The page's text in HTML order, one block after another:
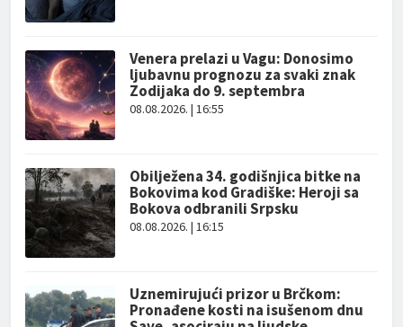
Venera prelazi u Vagu: Donosimo
ljubavnu prognozu za svaki znak
Zodijaka do 9. septembra
08.08.2026. | 16:55
Obilježena 34. godišnjica bitke na
Bokovima kod Gradiške: Heroji sa
Bokova odbranili Srpsku
08.08.2026. | 16:15
Uznemirujući prizor u Brčkom:
Pronađene kosti na isušenom dnu